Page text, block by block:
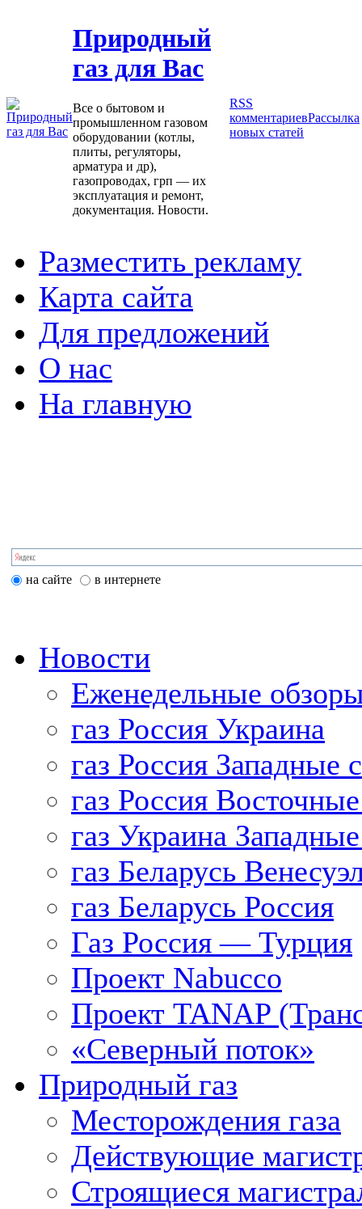
Природный
газ для Вас
Все о бытовом и
промышленном газовом
оборудовании (котлы,
плиты, регуляторы,
арматура и др),
газопроводах, грп — их
эксплуатация и ремонт,
документация. Новости.
RSS
комментариевРассылка
новых статей
Разместить рекламу
Карта сайта
Для предложений
О нас
На главную
на сайте в интернете
Новости
Еженедельные
газ Россия Украина
газ Россия Западные
газ Россия
газ Украина
газ Беларусь
газ Беларусь Россия
Газ Россия — Турция
Проект Nabucco
Проект TANAP
«Северный поток»
Природный газ
Месторождения газа
Действующие
Строящиеся